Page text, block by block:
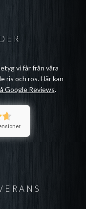
vi får från våra
ris och ros. Här kan
Google Reviews.